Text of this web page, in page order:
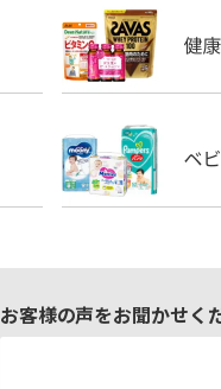
お客様の声をお聞かせく